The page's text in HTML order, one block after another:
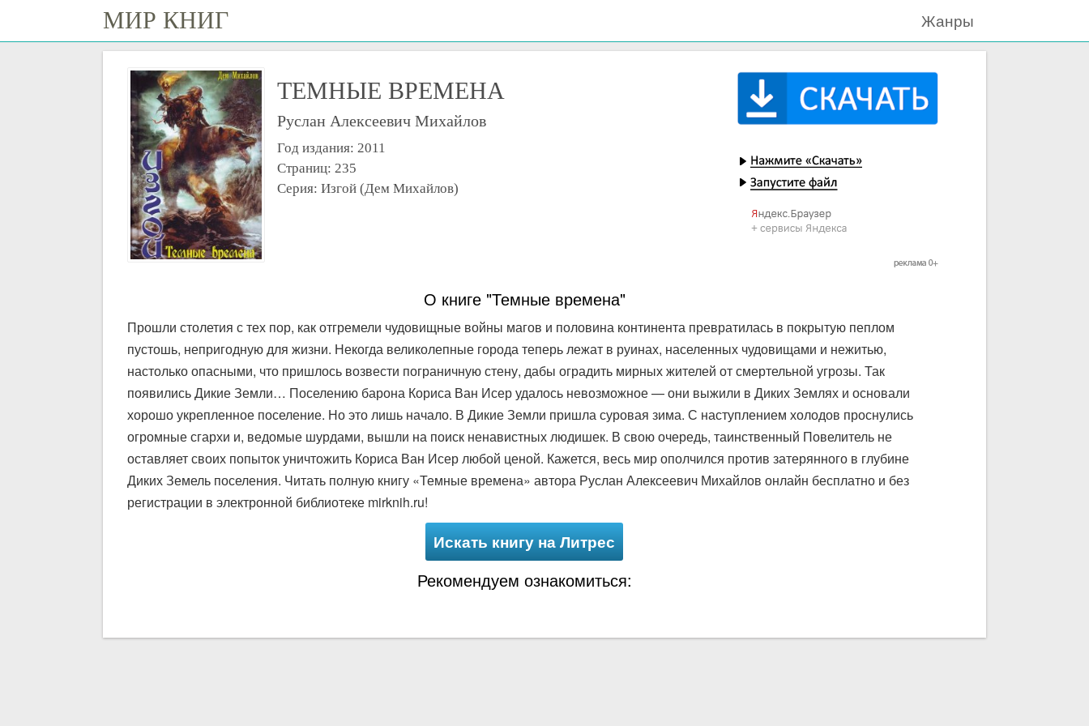
МИР КНИГ Жанры
ТЕМНЫЕ ВРЕМЕНА
Руслан Алексеевич Михайлов
Год издания: 2011
Страниц: 235
Серия: Изгой (Дем Михайлов)
О книге "Темные времена"
Прошли столетия с тех пор, как отгремели чудовищные войны магов и половина континента превратилась в покрытую пеплом
пустошь, непригодную для жизни. Некогда великолепные города теперь лежат в руинах, населенных чудовищами и нежитью,
настолько опасными, что пришлось возвести пограничную стену, дабы оградить мирных жителей от смертельной угрозы. Так
появились Дикие Земли… Поселению барона Кориса Ван Исер удалось невозможное — они выжили в Диких Землях и основали
хорошо укрепленное поселение. Но это лишь начало. В Дикие Земли пришла суровая зима. С наступлением холодов проснулись
огромные сгархи и, ведомые шурдами, вышли на поиск ненавистных людишек. В свою очередь, таинственный Повелитель не
оставляет своих попыток уничтожить Кориса Ван Исер любой ценой. Кажется, весь мир ополчился против затерянного в глубине
Диких Земель поселения. Читать полную книгу «Темные времена» автора Руслан Алексеевич Михайлов онлайн бесплатно и без
регистрации в электронной библиотеке mirknih.ru!
Искать книгу на Литрес
Рекомендуем ознакомиться: